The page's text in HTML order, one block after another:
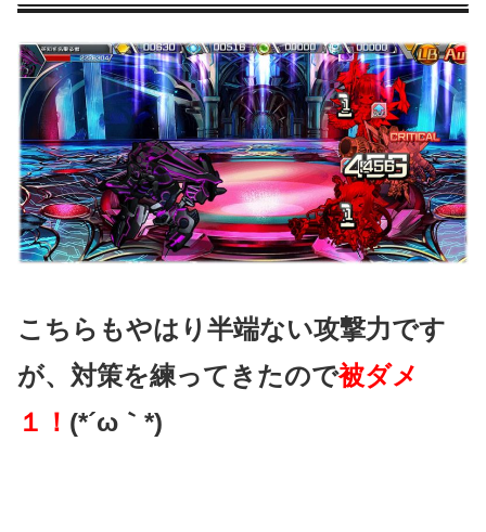
こちらもやはり半端ない攻撃力です
が、対策を練ってきたので被ダメ
１！ (*´ω｀*)